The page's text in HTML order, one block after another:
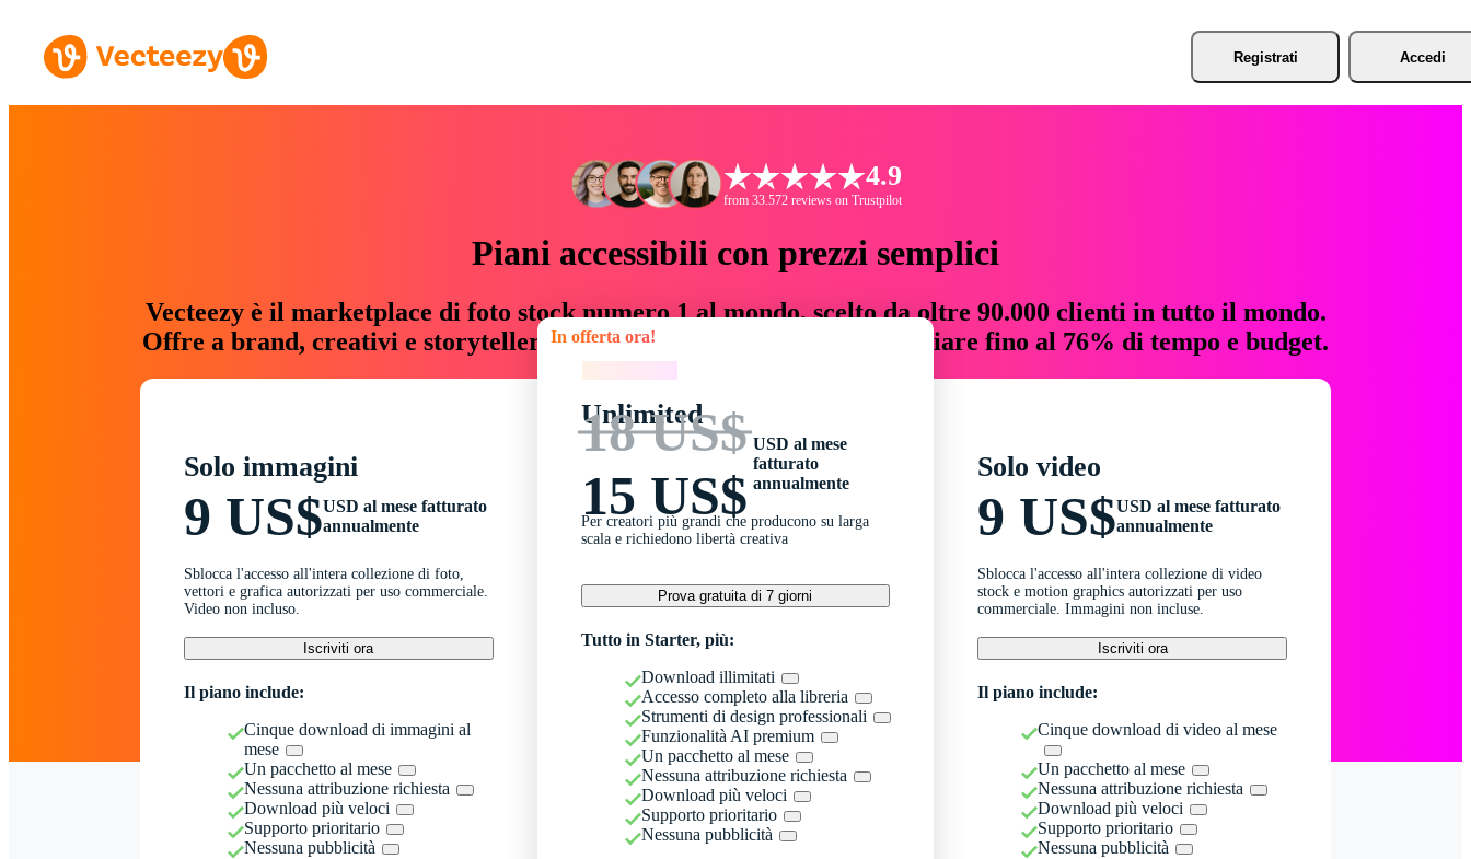
Registrati Accedi
4.9
from 33.572 reviews on Trustpilot
Piani accessibili con prezzi semplici
Vecteezy è il marketplace di foto stock numero 1 al mondo, scelto da oltre 90.000 clienti in tutto il mondo.
Offre a brand, creativi e storyteller risorse creative che fanno risparmiare fino al 76% di tempo e budget.
Solo immagini
9 US$USD al mese fatturato
annualmente
Sblocca l'accesso all'intera collezione di foto,
vettori e grafica autorizzati per uso commerciale.
Video non incluso.
Iscriviti ora
Il piano include:
Cinque download di immagini al
mese
Un pacchetto al mese
Nessuna attribuzione richiesta
Download più veloci
Supporto prioritario
Nessuna pubblicità
In offerta ora!
Unlimited
18 US$
15 US$
USD al mese
fatturato
annualmente
Per creatori più grandi che producono su larga
scala e richiedono libertà creativa
Prova gratuita di 7 giorni
Tutto in Starter, più:
Download illimitati
Accesso completo alla libreria
Strumenti di design professionali
Funzionalità AI premium
Un pacchetto al mese
Nessuna attribuzione richiesta
Download più veloci
Supporto prioritario
Nessuna pubblicità
Solo video
9 US$USD al mese fatturato
annualmente
Sblocca l'accesso all'intera collezione di video
stock e motion graphics autorizzati per uso
commerciale. Immagini non incluse.
Iscriviti ora
Il piano include:
Cinque download di video al mese
Un pacchetto al mese
Nessuna attribuzione richiesta
Download più veloci
Supporto prioritario
Nessuna pubblicità